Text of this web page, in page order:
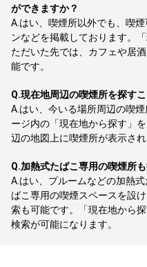
ができますか？
A. はい、喫煙所以外でも、喫
ンなどを掲載しております。
ただいた先では、カフェや居
能です。
Q.現在地周辺の喫煙所を探す
A. はい、今いる場所周辺の喫
ージ内の「現在地から探す」
辺の地図上に喫煙所が表示され
Q.加熱式たばこ専用の喫煙所
A. はい、プルームなどの加熱
ばこ専用の喫煙スペースを設
索も可能です。「現在地から
検索が可能になります。